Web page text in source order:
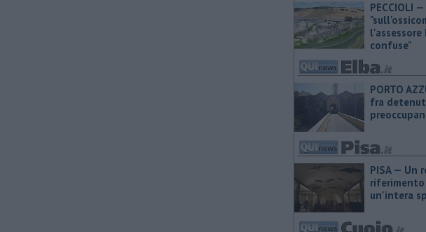
PECCIOLI
confuse"
PORTO
fra
PISA — Un
un'intera